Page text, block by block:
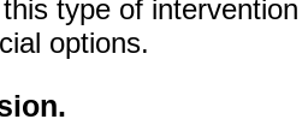
type of
options.